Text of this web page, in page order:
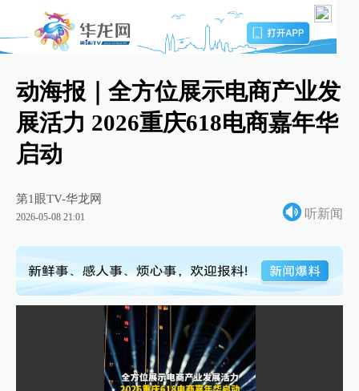
动海报｜全方位展示电商产业发
展活力 2026重庆618电商嘉年华
启动
第1眼TV-华龙网
2026-05-08 21:01 听新闻